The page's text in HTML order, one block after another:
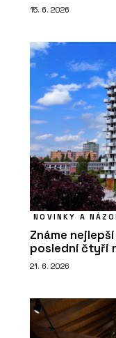
15. 6. 2026
NOVINKY A
Známe
poslední čtyři
21. 6. 2026